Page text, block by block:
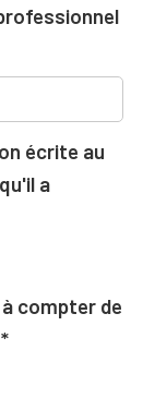
écrite au
a
compter de